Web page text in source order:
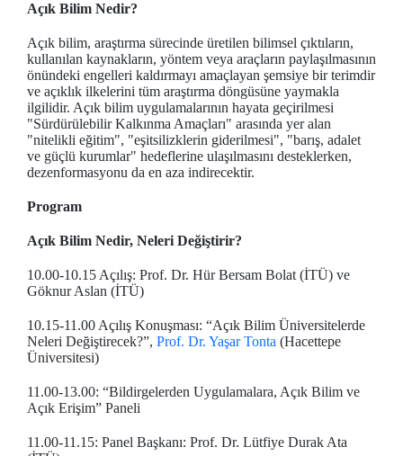
Açık Bilim Nedir?
Açık bilim, araştırma sürecinde üretilen bilimsel çıktıların,
kullanılan kaynakların, yöntem veya araçların paylaşılmasının
önündeki engelleri kaldırmayı amaçlayan şemsiye bir terimdir
ve açıklık ilkelerini tüm araştırma döngüsüne yaymakla
ilgilidir. Açık bilim uygulamalarının hayata geçirilmesi
"Sürdürülebilir Kalkınma Amaçları" arasında yer alan
"nitelikli eğitim", "eşitsilizklerin giderilmesi", "barış, adalet
ve güçlü kurumlar" hedeflerine ulaşılmasını desteklerken,
dezenformasyonu da en aza indirecektir.
Program
Açık Bilim Nedir, Neleri Değiştirir?
10.00-10.15 Açılış: Prof. Dr. Hür Bersam Bolat (İTÜ) ve
Göknur Aslan (İTÜ)
10.15-11.00 Açılış Konuşması: “Açık Bilim Üniversitelerde
Neleri Değiştirecek?”, Prof. Dr. Yaşar Tonta (Hacettepe
Üniversitesi)
11.00-13.00: “Bildirgelerden Uygulamalara, Açık Bilim ve
Açık Erişim” Paneli
11.00-11.15: Panel Başkanı: Prof. Dr. Lütfiye Durak Ata